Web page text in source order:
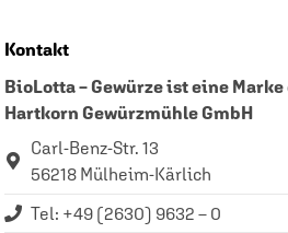
Kontakt
BioLotta – Gewürze ist eine Marke
Hartkorn Gewürzmühle GmbH
Carl-Benz-Str. 13
56218 Mülheim-Kärlich
Tel: +49 (2630) 9632 – 0